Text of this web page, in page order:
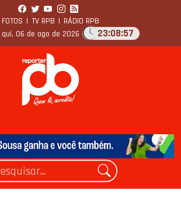
FOTOS | TV RPB | RÁDIO RPB
qui, 06 de ago de 2026 23:08:58